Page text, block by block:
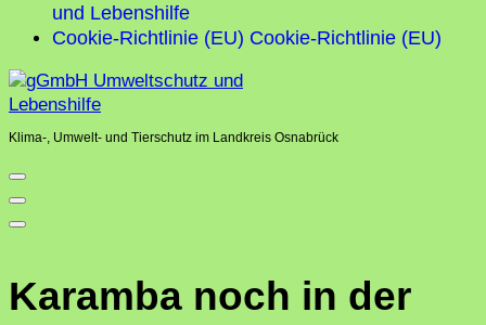
und Lebenshilfe
Cookie-Richtlinie (EU) Cookie-Richtlinie (EU)
Klima-, Umwelt- und Tierschutz im Landkreis Osnabrück
Karamba noch in der